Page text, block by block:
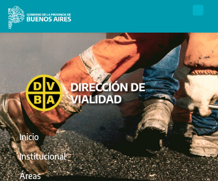
Inicio
Institucional
Áreas